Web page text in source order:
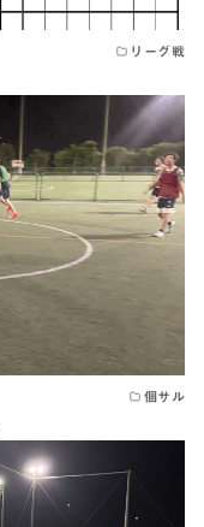
リーグ戦
個サル